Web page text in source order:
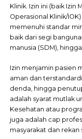
Klinik. Izin ini (baik Izin
Operasional Klinik/
memenuhi standar
baik dari segi
manusia (SDM),
Izin menjamin pasien
aman dan
denda, hingga
adalah syarat mutlak
Kesehatan atau
juga adalah cap
masyarakat dan rekan